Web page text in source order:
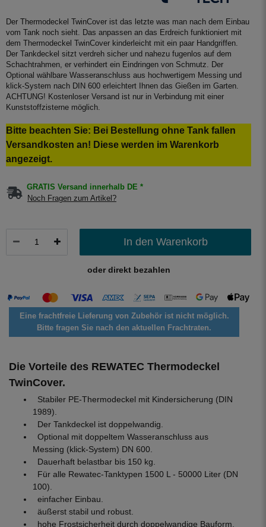
Der Thermodeckel TwinCover ist das letzte was man nach dem Einbau
vom Tank noch sieht. Das anpassen an das Erdreich funktioniert mit
dem Thermodeckel TwinCover kinderleicht mit ein paar Handgriffen.
Der Tankdeckel sitzt verdreh sicher und nahezu fugenlos auf dem
Schachtrahmen, er verhindert ein Eindringen von Schmutz. Der
Optional wählbare Wasseranschluss aus hochwertigem Messing und
klick-System nach DIN 600 erleichtert Ihnen das Gießen im Garten.
ACHTUNG! Kostenloser Versand ist nur in Verbindung mit einer
Kunststoffzisterne möglich.
Bitte beachten Sie: Bei Bestellung ohne Tank fallen
Versandkosten an! Diese werden im Warenkorb
angezeigt.
GRATIS Versand innerhalb DE *
Noch Fragen zum Artikel?
In den Warenkorb
oder direkt bezahlen
Eine frachtfreie Lieferung von Zubehör ist nicht möglich.
Bitte fragen Sie nach den aktuellen Frachtraten.
Die Vorteile des REWATEC Thermodeckel
TwinCover.
Stabiler PE-Thermodeckel mit Kindersicherung (DIN
1989).
Der Tankdeckel ist doppelwandig.
Optional mit doppeltem Wasseranschluss aus
Messing (klick-System) DN 600.
Dauerhaft belastbar bis 150 kg.
Für alle Rewatec-Tanktypen 1500 L - 50000 Liter (DN
100).
einfacher Einbau.
äußerst stabil und robust.
hohe Frostsicherheit durch doppelwandige Bauform.